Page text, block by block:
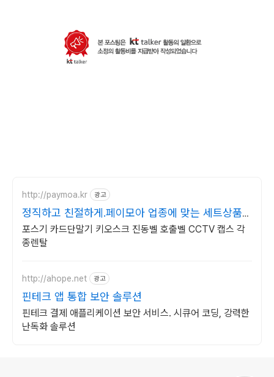
http://paymoa.kr 광고
정직하고 친절하게.페이모아 업종에 맞는 세트상품
할인
포스기 카드단말기 키오스크 진동벨 호출벨 CCTV 캡스 각
종렌탈
http://ahope.net 광고
핀테크 앱 통합 보안 솔루션
핀테크 결제 애플리케이션 보안 서비스. 시큐어 코딩, 강력한
난독화 솔루션